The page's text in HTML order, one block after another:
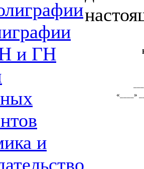
и ГН
и
«____»